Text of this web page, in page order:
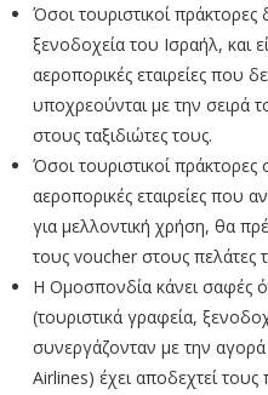
Όσοι τουριστικοί
ξενοδοχεία του Ισραήλ, και
αεροπορικές εταιρείες που
υποχρεούνται με την σειρά
στους ταξιδιώτες τους.
Όσοι τουριστικοί
αεροπορικές εταιρείες που
για μελλοντική χρήση, θα
τους voucher στους πελάτες
Η Ομοσπονδία κάνει σαφές
(τουριστικά γραφεία,
συνεργάζονταν με την
Airlines) έχει αποδεχτεί